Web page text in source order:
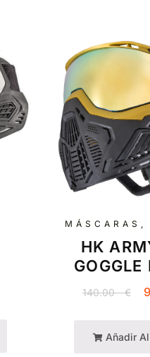
MÁSCARAS
HK
GOGGLE
140.00€
Añadir